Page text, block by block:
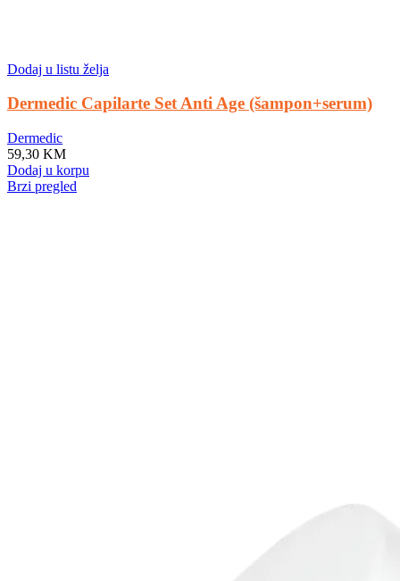
Dodaj u listu želja
Dermedic Capilarte Set Anti Age (šampon+serum)
Dermedic
59,30 KM
Dodaj u korpu
Brzi pregled